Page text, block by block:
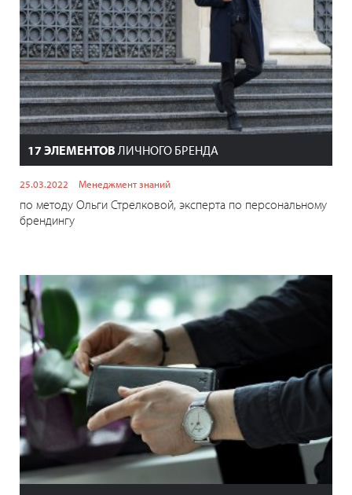
17 ЭЛЕМЕНТОВ ЛИЧНОГО БРЕНДА
25.03.2022 Менеджмент знаний
по методу Ольги Стрелковой, эксперта по персональному
брендингу